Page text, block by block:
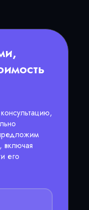
включая
его